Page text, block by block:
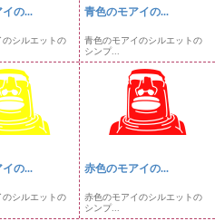
の...
のシルエットの
青色のモアイの...
青色のモアイのシルエットの
シンプ...
の...
のシルエットの
赤色のモアイの...
赤色のモアイのシルエットの
シンプ...